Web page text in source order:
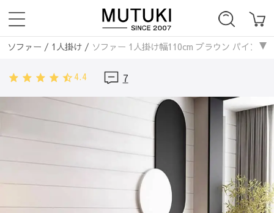
ソファー / 1人掛け/ ソファー 1人掛け幅110cm ブラウン パイン
ソファー/3人掛け/
ソファー 1人掛け幅110cm ブラウン パイン
ソファー/レザー・合皮ソファ/ ソファー 1人掛け幅110cm ブラ
4.4 7